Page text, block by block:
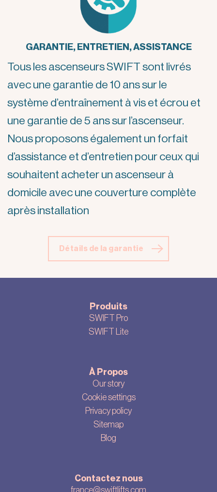
GARANTIE, ENTRETIEN, ASSISTANCE
Tous les ascenseurs SWIFT sont livrés
avec une garantie de 10 ans sur le
système d’entraînement à vis et écrou et
une garantie de 5 ans sur l’ascenseur.
Nous proposons également un forfait
d’assistance et d’entretien pour ceux qui
souhaitent acheter un ascenseur à
domicile avec une couverture complète
après installation
Détails de la garantie
Produits
SWIFT Pro
SWIFT Lite
À Propos
Our story
Cookie settings
Privacy policy
Sitemap
Blog
Contactez nous
france@swiftlifts.com